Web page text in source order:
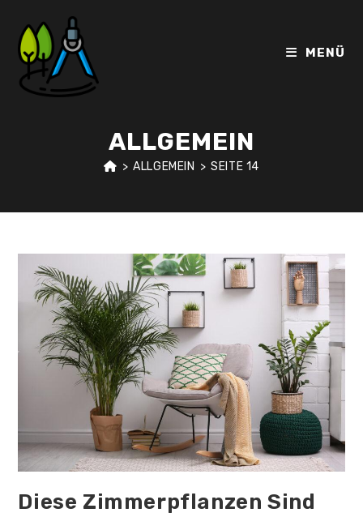
Inhalt
springen
MENÜ
ALLGEMEIN
> ALLGEMEIN > SEITE 14
Diese Zimmerpflanzen Sind